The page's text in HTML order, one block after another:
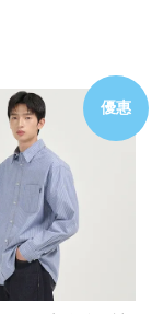
優惠